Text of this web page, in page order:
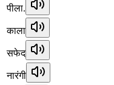
पीला.
काला
सफेद
नारंगी